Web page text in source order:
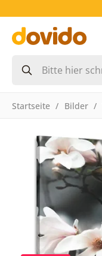
Startseite Bilder